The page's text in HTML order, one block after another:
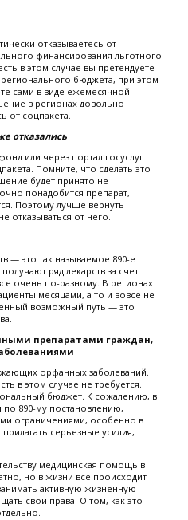
отказываетесь от
финансирования льготного
в этом случае вы претендуете
регионального бюджета, при этом
сами в виде ежемесячной
в регионах довольно
от соцпакета.
отказались
или через портал госуслуг
Помните, что сделать это
будет принято не
понадобится препарат,
Поэтому лучше вернуть
отказываться от него.
— это так называемое 890-е
ряд лекарств за счет
очень по-разному. В регионах
месяцами, а то и вовсе не
возможный путь — это
препаратами граждан,
орфанных заболеваний.
в этом случае не требуется.
бюджет. К сожалению, в
по 890-му постановлению,
ограничениями, особенно в
серьезные усилия,
медицинская помощь в
но в жизни все происходит
активную жизненную
свои права. О том, как это